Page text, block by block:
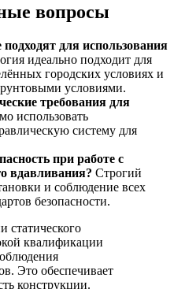
вопросы
для использования
идеально подходит для
городских условиях и
условиями.
требования для
использовать
систему для
при работе с
вдавливания? Строгий
и соблюдение всех
безопасности.
статического
квалификации
Это обеспечивает
конструкции.